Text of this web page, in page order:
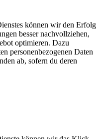
können wir den Erfolg
besser nachvollziehen,
optimieren. Dazu
personenbezogenen Daten
ab, sofern du deren